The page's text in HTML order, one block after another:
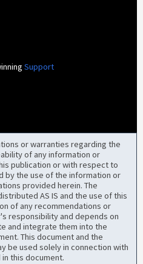
Support
or warranties regarding the
of any information or
publication or with respect to
by the use of the information or
provided herein. The
AS IS and the use of this
of any recommendations or
responsibility and depends on
and integrate them into the
This document and the
be used solely in connection with
this document.